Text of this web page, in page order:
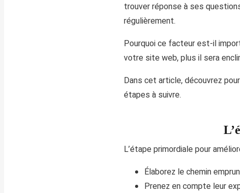
trouver réponse à ses
régulièrement.
Pourquoi ce facteur est-il
votre site web, plus il sera
Dans cet article, découvrez
étapes à suivre.
L’étape primordiale pour
Élaborez le chemin
Prenez en compte leur